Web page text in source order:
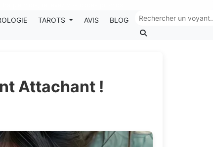
TAROTS AVIS BLOG
Attachant !